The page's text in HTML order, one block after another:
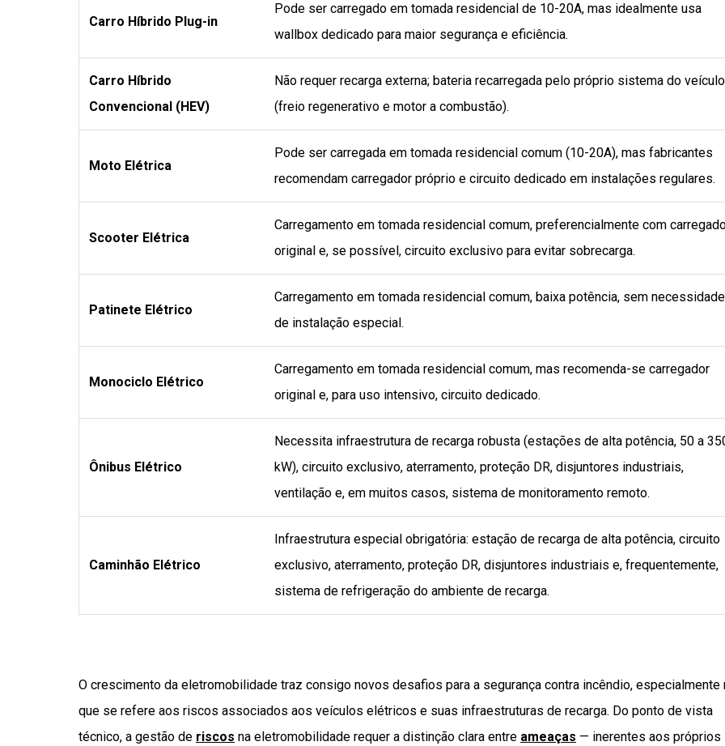
Carro Híbrido Plug-in
Pode ser carregado em tomada residencial de 10-20A, mas idealmente usa
wallbox dedicado para maior segurança e eficiência.
Carro Híbrido
Convencional (HEV)
Não requer recarga externa; bateria recarregada pelo próprio sistema do veículo
(freio regenerativo e motor a combustão).
Moto Elétrica
Pode ser carregada em tomada residencial comum (10-20A), mas fabricantes
recomendam carregador próprio e circuito dedicado em instalações regulares.
Scooter Elétrica
Carregamento em tomada residencial comum, preferencialmente com
original e, se possível, circuito exclusivo para evitar sobrecarga.
Patinete Elétrico
Carregamento em tomada residencial comum, baixa potência, sem necessidade
de instalação especial.
Monociclo Elétrico
Carregamento em tomada residencial comum, mas recomenda-se carregador
original e, para uso intensivo, circuito dedicado.
Ônibus Elétrico
Necessita infraestrutura de recarga robusta (estações de alta potência, 50 a
kW), circuito exclusivo, aterramento, proteção DR, disjuntores industriais,
ventilação e, em muitos casos, sistema de monitoramento remoto.
Caminhão Elétrico
Infraestrutura especial obrigatória: estação de recarga de alta potência, circuito
exclusivo, aterramento, proteção DR, disjuntores industriais e, frequentemente,
sistema de refrigeração do ambiente de recarga.
O crescimento da eletromobilidade traz consigo novos desafios para a segurança contra incêndio, especialmente
que se refere aos riscos associados aos veículos elétricos e suas infraestruturas de recarga. Do ponto de vista
técnico, a gestão de riscos na eletromobilidade requer a distinção clara entre ameaças — inerentes aos próprios